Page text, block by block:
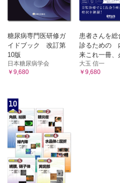
糖尿病専門医研修ガ
イドブック 改訂第
10版
日本糖尿病学会
￥9,680
患者さんを総
診るための
来これ一冊、
大玉 信一
￥9,680
10